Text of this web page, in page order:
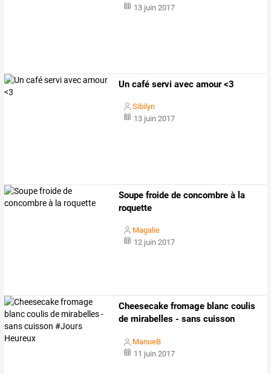
13 juin 2017
Un café servi avec amour <3
Sibilyn
13 juin 2017
Soupe froide de concombre à la
roquette
Magalie
12 juin 2017
Cheesecake fromage blanc coulis
de mirabelles - sans cuisson
ManueB
11 juin 2017